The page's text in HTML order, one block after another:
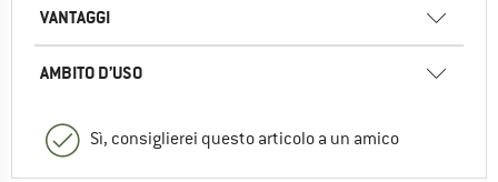
VANTAGGI
AMBITO D’USO
Sì, consiglierei questo articolo a un amico